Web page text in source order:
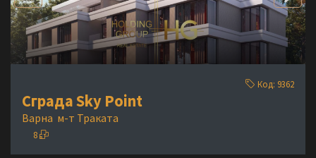
Код: 9362
Сграда Sky Point
Варна м-т Траката
8